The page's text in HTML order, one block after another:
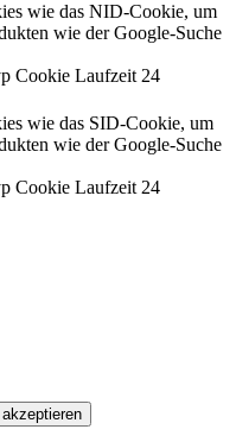
wie das NID-Cookie, um
wie der Google-Suche
Cookie Laufzeit 24
wie das SID-Cookie, um
wie der Google-Suche
Cookie Laufzeit 24